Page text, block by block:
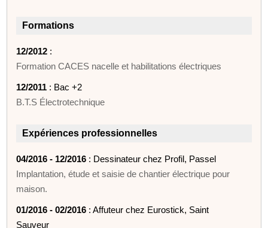
Formations
12/2012 :
Formation CACES nacelle et habilitations électriques
12/2011 : Bac +2
B.T.S Électrotechnique
Expériences professionnelles
04/2016 - 12/2016 : Dessinateur chez Profil, Passel
Implantation, étude et saisie de chantier électrique pour
maison.
01/2016 - 02/2016 : Affuteur chez Eurostick, Saint
Sauveur